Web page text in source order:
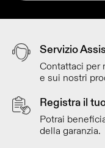
Servizio
Contattaci per
e sui nostri
Registra il
Potrai
della garanzia.